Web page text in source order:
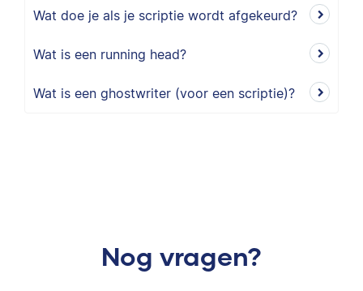
Wat doe je als je scriptie wordt afgekeurd?
Wat is een running head?
Wat is een ghostwriter (voor een scriptie)?
Nog vragen?